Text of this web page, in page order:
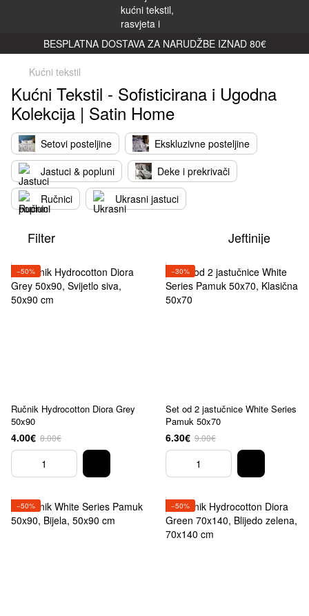
BESPLATNA DOSTAVA ZA NARUDŽBE IZNAD 80€
Kućni tekstil
Kućni Tekstil - Sofisticirana i Ugodna
Kolekcija | Satin Home
Setovi posteljine
Ekskluzivne posteljine
Jastuci & popluni
Deke i prekrivači
Ručnici
Ukrasni jastuci
Filter Jeftinije
−50%
Ručnik Hydrocotton Diora Grey
50x90
4.00€ 8.00€
−30%
Set od 2 jastučnice White Series
Pamuk 50x70
6.30€ 9.00€
−50% −50%